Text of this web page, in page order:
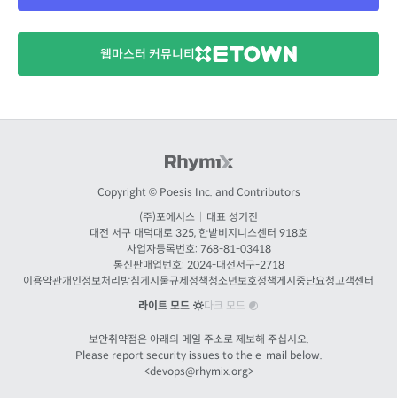
웹마스터 커뮤니티
Copyright © Poesis Inc. and Contributors
(주)포에시스
대표 성기진
대전 서구 대덕대로 325, 한밭비지니스센터 918호
사업자등록번호: 768-81-03418
통신판매업번호: 2024-대전서구-2718
이용약관개인정보처리방침게시물규제정책청소년보호정책게시중단요청고객센터
라이트 모드
다크 모드
보안취약점은 아래의 메일 주소로 제보해 주십시오.
Please report security issues to the e-mail below.
<devops@rhymix.org>